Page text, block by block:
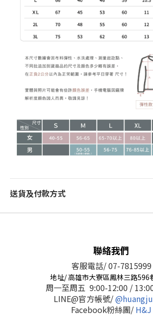
送貨及付款方式
聯絡我們
客服電話/ 07-7815999
地址/ 高雄市大寮區鳳林三路596
周一至周五 9:00-12:00 /
LINE@官方帳號/
Facebook粉絲團/ H&J